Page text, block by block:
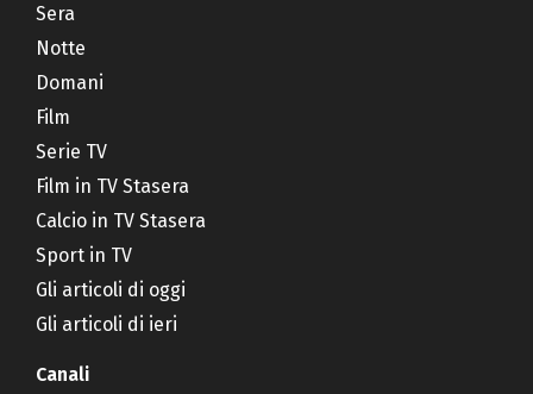
Sera
Notte
Domani
Film
Serie TV
Film in TV Stasera
Calcio in TV Stasera
Sport in TV
Gli articoli di oggi
Gli articoli di ieri
Canali